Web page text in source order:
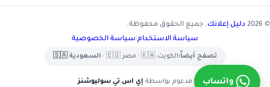
واتساب
© 2026 دليل إعلانك. جميع الحقوق محفوظة.
سياسة الاستخدام سياسة الخصوصية
تصفح أيضاً:الكويت 🇰🇼 • مصر 🇪🇬 • السعودية 🇸🇦
مدعوم بواسطة إي اس تي سوليوشنز